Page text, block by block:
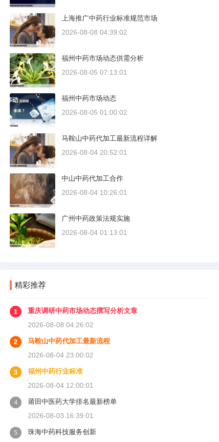
上海推广中药行业标准规范市场
2026-08-08 04:39:02
福州中药市场动态供需分析
2026-08-05 07:13:01
福州中药市场动态
2026-08-05 01:00:02
马鞍山中药代加工最新流程详解
2026-08-04 20:52:01
中山中药代加工合作
2026-08-04 10:26:01
广州中药政策法规实施
2026-08-04 01:13:01
精彩推荐
1
重庆调研中药市场动态撰写分析文章
2026-08-08 04:26:02
2
马鞍山中药代加工最新流程
2026-08-04 23:00:02
3
福州中药行业标准
2026-08-04 12:00:01
4
莆田中医药大学排名最新榜单
2026-08-03 16:39:01
5 珠海中药科技服务创新